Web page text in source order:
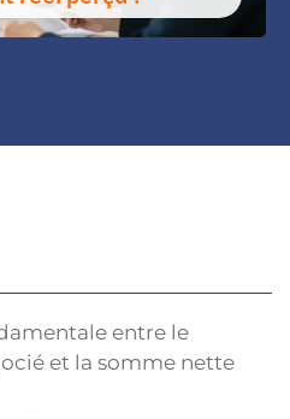
entre le
et la somme nette